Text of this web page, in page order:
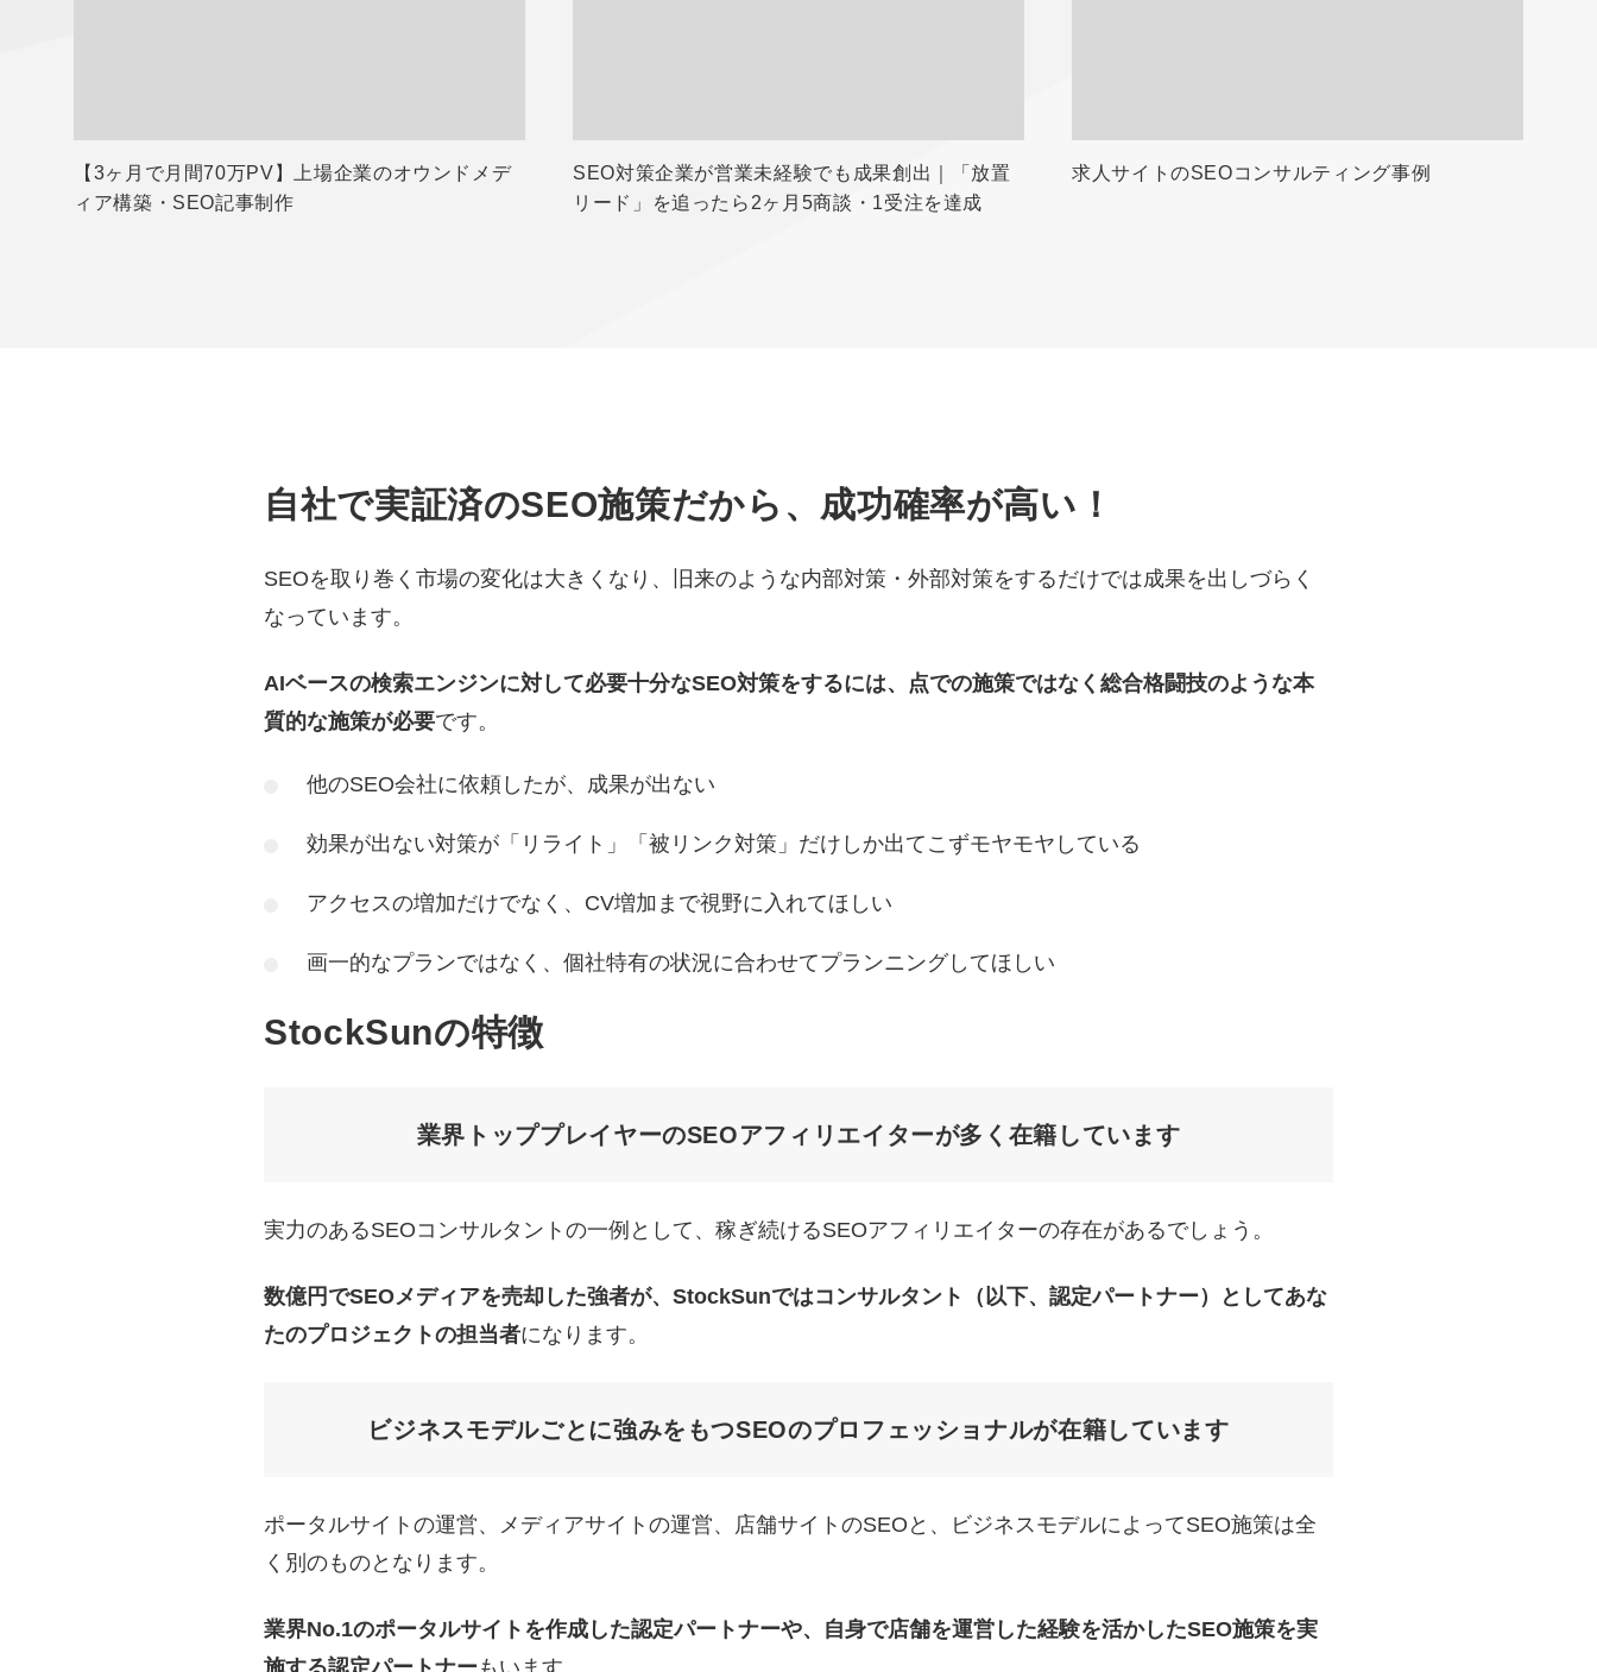
【3ヶ月で月間70万PV】上場企業のオウンドメデ
ィア構築・SEO記事制作
SEO対策企業が営業未経験でも成果創出｜「放置
リード」を追ったら2ヶ月5商談・1受注を達成
求人サイトのSEOコンサルティング事例
自社で実証済のSEO施策だから、成功確率が高い！
SEOを取り巻く市場の変化は大きくなり、旧来のような内部対策・外部対策をするだけでは成果を出しづらく
なっています。
AIベースの検索エンジンに対して必要十分なSEO対策をするには、点での施策ではなく総合格闘技のような本
質的な施策が必要です。
他のSEO会社に依頼したが、成果が出ない
効果が出ない対策が「リライト」「被リンク対策」だけしか出てこずモヤモヤしている
アクセスの増加だけでなく、CV増加まで視野に入れてほしい
画一的なプランではなく、個社特有の状況に合わせてプランニングしてほしい
StockSunの特徴
業界トッププレイヤーのSEOアフィリエイターが多く在籍しています
実力のあるSEOコンサルタントの一例として、稼ぎ続けるSEOアフィリエイターの存在があるでしょう。
数億円でSEOメディアを売却した強者が、StockSunではコンサルタント（以下、認定パートナー）としてあな
たのプロジェクトの担当者になります。
ビジネスモデルごとに強みをもつSEOのプロフェッショナルが在籍しています
ポータルサイトの運営、メディアサイトの運営、店舗サイトのSEOと、ビジネスモデルによってSEO施策は全
く別のものとなります。
業界No.1のポータルサイトを作成した認定パートナーや、自身で店舗を運営した経験を活かしたSEO施策を実
施する認定パートナーもいます。